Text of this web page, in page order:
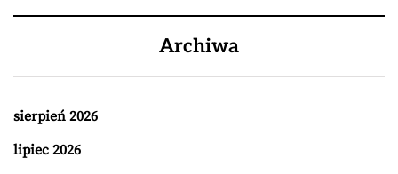
Archiwa
sierpień 2026
lipiec 2026